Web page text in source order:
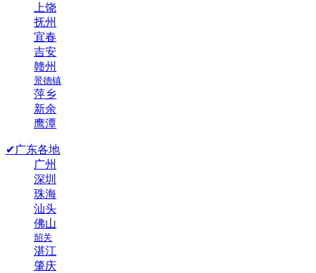
上饶
抚州
宜春
吉安
赣州
景德镇
萍乡
新余
鹰潭
✔广东各地
广州
深圳
珠海
汕头
佛山
韶关
湛江
肇庆